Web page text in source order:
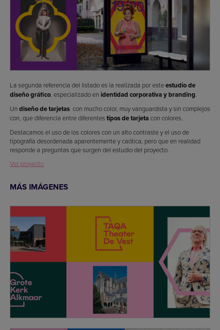
La segunda referencia del listado es la realizada por esteestudio de
diseño gráfico, especializado en identidad corporativa y branding.
Un diseño de tarjetas con mucho color, muy vanguardista y sin complejos
con, que diferencia entre diferentes tipos de tarjetacon colores.
Destacamos el uso de los colores con un alto contraste y el uso de
tipografía desordenada aparentemente y caótica, pero que en realidad
responde a preguntas que surgen del estudio del proyecto.
Ver proyecto
MÁS IMÁGENES